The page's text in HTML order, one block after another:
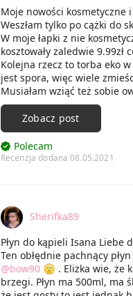
Moje nowości kosmetyczne
Weszłam tylko po cążki do
W moje łapki z nie
kosztowały zaledwie
Kolejna rzecz to torba eko
jest spora, więc wiele
Musiałam wziąć też sobie
Z kosmetyków sporo
oraz Beach days. Oba
W moje łapki trafił też
Na koniec dwa tusze do
mega przecena na produkty
Zobacz post
Polecam
Recenzja dodana 08.05.2021
Sherifka89
Płyn do kąpieli Isana Liebe
Ten obłędnie pachnący
@bow90
. Elizka wie, że
brzegi. Płyn ma 500ml, ma